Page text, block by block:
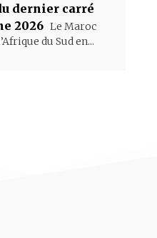
dernier carré
2026 Le Maroc
du Sud en...